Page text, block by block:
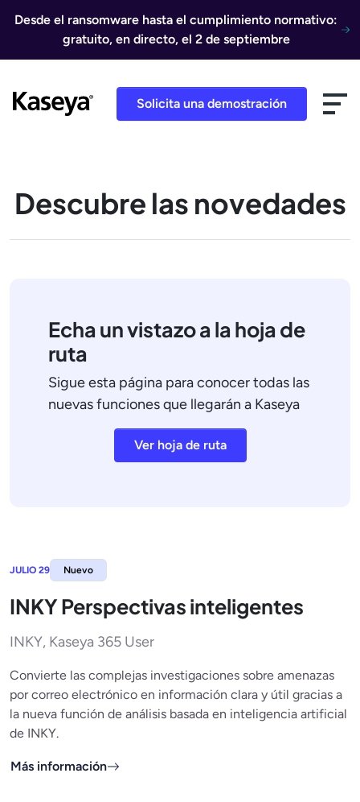
Desde el ransomware hasta el cumplimiento normativo:
gratuito, en directo, el 2 de septiembre
Solicita una demostración
Descubre las novedades
Echa un vistazo a la hoja de
ruta
Sigue esta página para conocer todas las
nuevas funciones que llegarán a Kaseya
Ver hoja de ruta
JULIO 29 Nuevo
INKY Perspectivas inteligentes
INKY, Kaseya 365 User
Convierte las complejas investigaciones sobre amenazas
por correo electrónico en información clara y útil gracias a
la nueva función de análisis basada en inteligencia artificial
de INKY.
Más información